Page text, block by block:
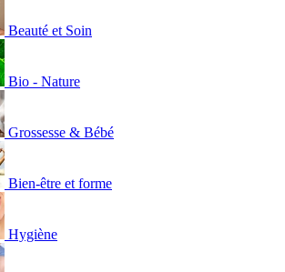
Beauté et Soin
Bio - Nature
Grossesse & Bébé
Bien-être et forme
Hygiène